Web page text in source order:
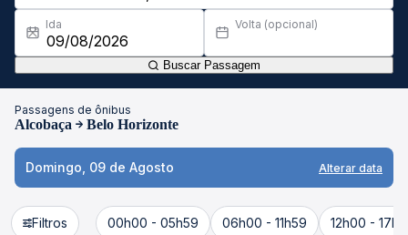
Ida Volta (opcional)
Buscar Passagem
Passagens de ônibus
Alcobaça Belo Horizonte
Domingo, 09 de Agosto Alterar data
Filtros 00h00 - 05h59 06h00 - 11h59 12h00 -